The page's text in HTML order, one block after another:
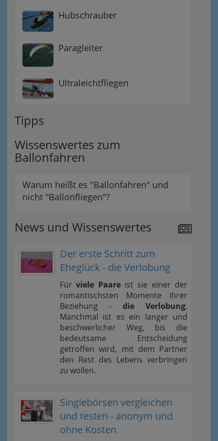
Hubschrauber
Paragleiter
Ultraleichtfliegen
Tipps
Wissenswertes zum
Ballonfahren
Warum heißt es "Ballonfahren" und
nicht "Ballonfliegen"?
News und Wissenswertes
Der erste Schritt zum
Eheglück - die Verlobung
Fürviele Paareist sie einer der
romantischsten Momente ihrer
Beziehung - die Verlobung.
Manchmal ist es ein langer und
beschwerlicher Weg, bis die
bedeutsame Entscheidung
getroffen wird, mit dem Partner
den Rest des Lebens verbringen
zu wollen.
Singlebörsen vergleichen
und testen - anonym und
ohne Kosten